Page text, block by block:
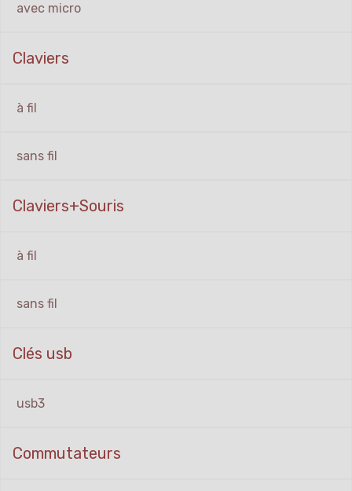
avec micro
Claviers
à fil
sans fil
Claviers+Souris
à fil
sans fil
Clés usb
usb3
Commutateurs